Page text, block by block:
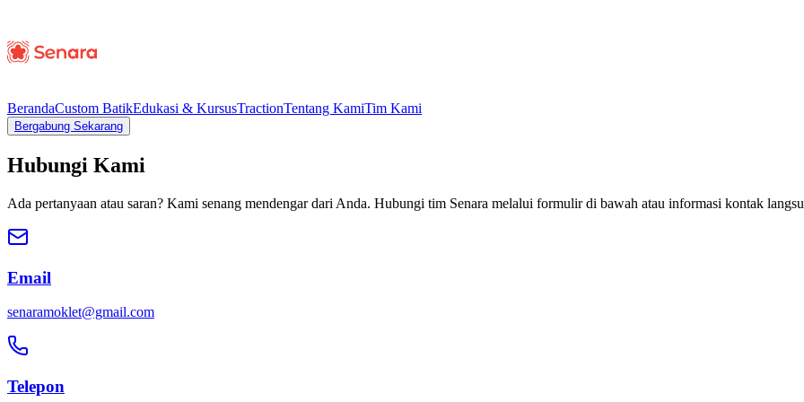
BerandaCustom BatikEdukasi & KursusTractionTentang KamiTim Kami
Bergabung Sekarang
Hubungi Kami
Ada pertanyaan atau saran? Kami senang mendengar dari Anda. Hubungi tim Senara melalui formulir di bawah atau informasi kontak
Email
senaramoklet@gmail.com
Telepon